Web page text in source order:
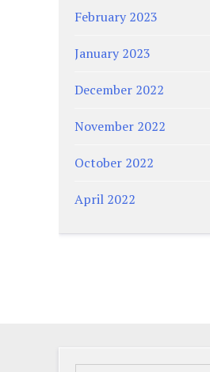
February 2023
January 2023
December 2022
November 2022
October 2022
April 2022